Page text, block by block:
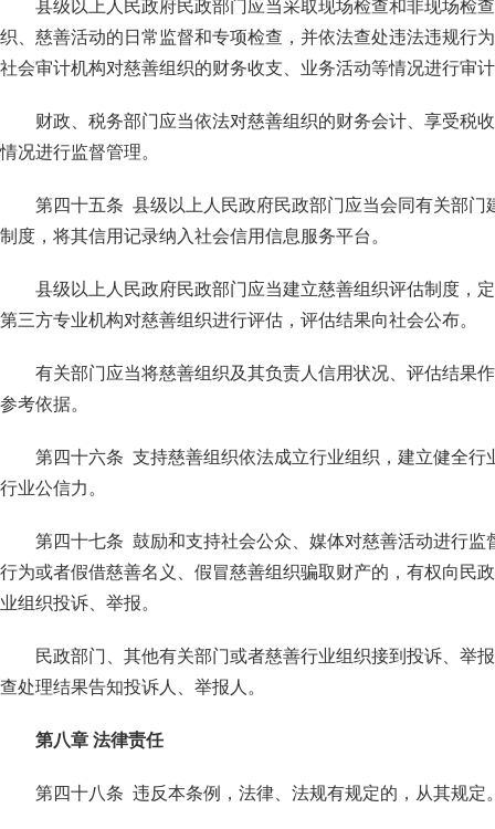
县级以上人民政府民政部门应当采取现场检查和非现场检
织、慈善活动的日常监督和专项检查，并依法查处违法违规行
社会审计机构对慈善组织的财务收支、业务活动等情况进行审
财政、税务部门应当依法对慈善组织的财务会计、享受税
情况进行监督管理。
第四十五条 县级以上人民政府民政部门应当会同有关部门
制度，将其信用记录纳入社会信用信息服务平台。
县级以上人民政府民政部门应当建立慈善组织评估制度，
第三方专业机构对慈善组织进行评估，评估结果向社会公布。
有关部门应当将慈善组织及其负责人信用状况、评估结果
参考依据。
第四十六条 支持慈善组织依法成立行业组织，建立健全行
行业公信力。
第四十七条 鼓励和支持社会公众、媒体对慈善活动进行监
行为或者假借慈善名义、假冒慈善组织骗取财产的，有权向民
业组织投诉、举报。
民政部门、其他有关部门或者慈善行业组织接到投诉、举
查处理结果告知投诉人、举报人。
第八章 法律责任
第四十八条 违反本条例，法律、法规有规定的，从其规定